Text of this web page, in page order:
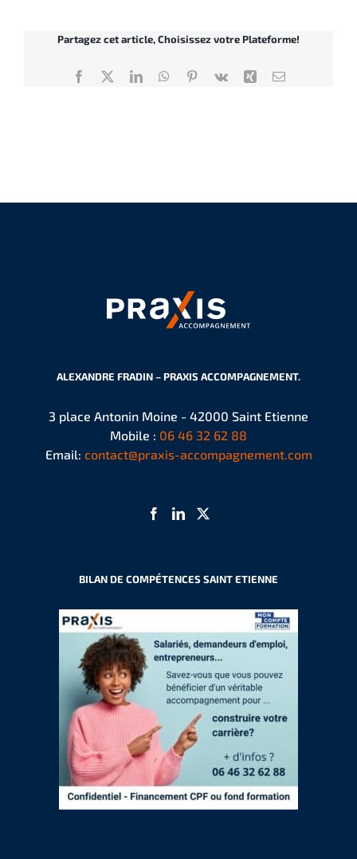
Partagez cet article, Choisissez votre Plateforme!
Facebook
X LinkedInWhatsApp
Pinterest
Vk Xing Email
ALEXANDRE FRADIN – PRAXIS ACCOMPAGNEMENT.
3 place Antonin Moine - 42000 Saint Etienne
Mobile : 06 46 32 62 88
Email: contact@praxis-accompagnement.com
BILAN DE COMPÉTENCES SAINT ETIENNE